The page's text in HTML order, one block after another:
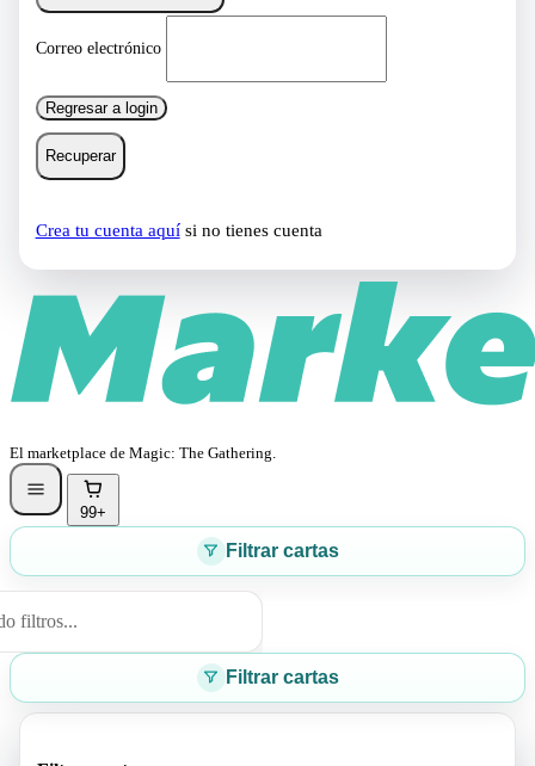
Correo electrónico
Regresar a login
Recuperar
Crea tu cuenta aquísi no tienes cuenta
El marketplace de Magic: The Gathering.
99+
Filtrar cartas
filtros...
Filtrar cartas